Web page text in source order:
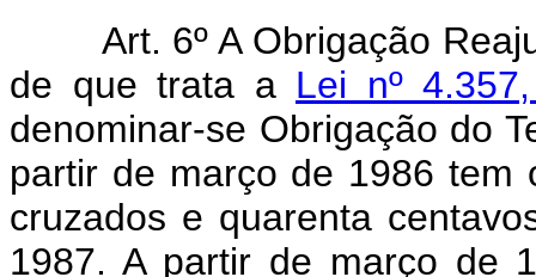
Art. 6º A Obrigação
de que trata a Lei nº
denominar-se Obrigação do
partir de março de 1986
cruzados e quarenta
1987. A partir de março de